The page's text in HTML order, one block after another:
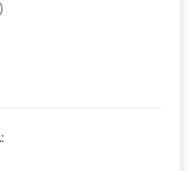
copertura di rete;
a seconda del veicolo
d'emergenza al
con funzione Auto-Hold
)